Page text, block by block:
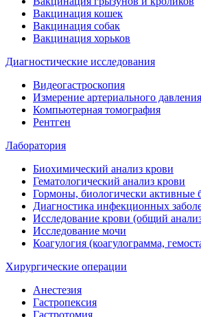
Вакцинация кошек
Вакцинация собак
Вакцинация хорьков
Диагностические исследования
Видеогастроскопия
Измерение артериального давления
Компьютерная томография
Рентген
Лаборатория
Биохимический анализ крови
Гематологический анализ крови
Гормоны, биологически активные
Диагностика инфекционных
Исследование крови (общий
Исследование мочи
Коагулогия (коагулограмма,
Хирургические операции
Анестезия
Гастропексия
Гастротомия